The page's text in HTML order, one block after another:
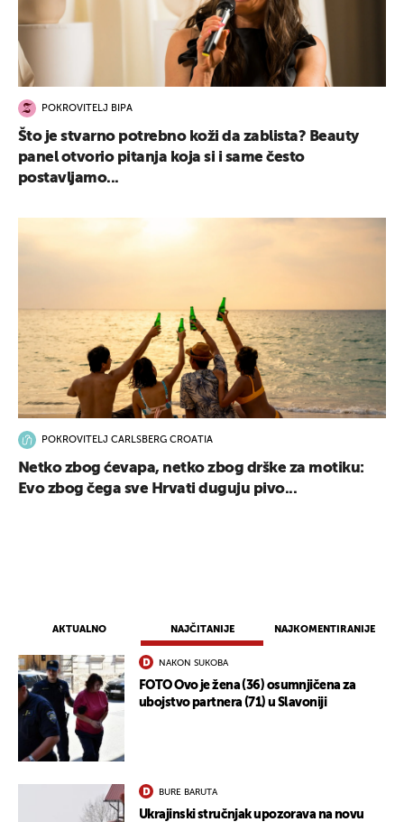
AKTUALNO NAJČITANIJE NAJKOMENTIRANIJE
NAKON SUKOBA
FOTO Ovo je žena (36) osumnjičena za
ubojstvo partnera (71) u Slavoniji
BURE BARUTA
Ukrajinski stručnjak upozorava na novu
POKROVITELJ BIPA
Što je stvarno potrebno koži da zablista? Beauty
panel otvorio pitanja koja si i same često
postavljamo...
POKROVITELJ CARLSBERG CROATIA
Netko zbog ćevapa, netko zbog drške za motiku:
Evo zbog čega sve Hrvati duguju pivo...